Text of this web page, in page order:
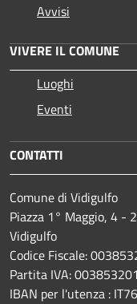
Avvisi
VIVERE IL COMUNE
Luoghi
Eventi
CONTATTI
Comune di Vidigulfo
Piazza 1° Maggio, 4 -
Vidigulfo
Codice Fiscale:
Partita IVA:
IBAN per l'utenza :